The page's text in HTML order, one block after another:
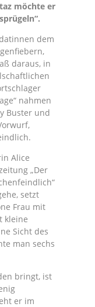
möchte er
dem
daraus, in
nahmen
Buster und
Alice
„Der
setzt
Frau mit
kleine
Sicht des
man sechs
bringt, ist
er im